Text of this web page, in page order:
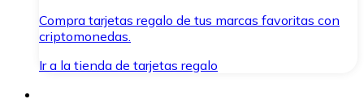
Compra tarjetas regalo de tus marcas favoritas con
criptomonedas.
Ir a la tienda de tarjetas regalo